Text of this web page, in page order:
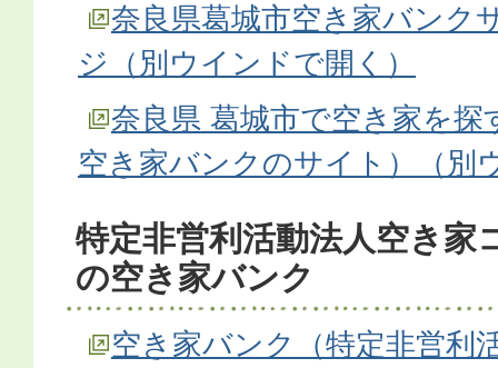
奈良県葛城市空き家バンク
ジ（別ウインドで開く）
奈良県 葛城市で空き家を探
空き家バンクのサイト）（別
特定非営利活動法人空き家
の空き家バンク
空き家バンク（特定非営利